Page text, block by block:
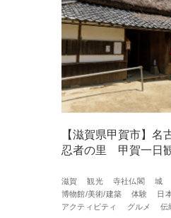
【滋賀県甲賀市】名
忍者の里 甲賀一日
滋賀 観光 寺社仏閣
城
博物館/美術/建築
体験
日
アクティビティ
グルメ 伝